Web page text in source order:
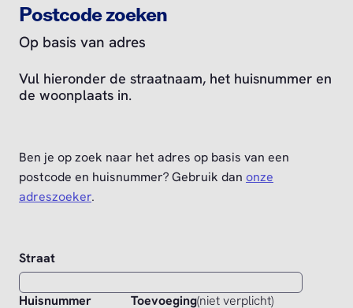
Postcode zoeken
Op basis van adres
Vul hieronder de straatnaam, het huisnummer en
de woonplaats in.
Ben je op zoek naar het adres op basis van een
postcode en huisnummer? Gebruik dan onze
adreszoeker.